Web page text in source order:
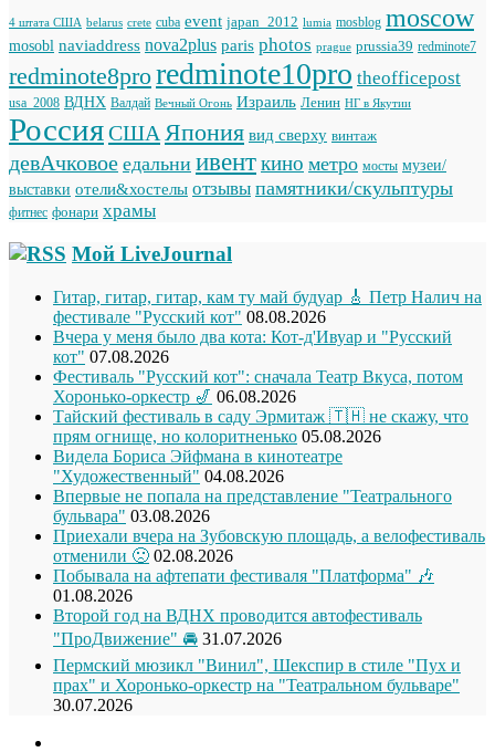
4 штата США belarus crete cuba event japan_2012 lumia mosblog moscow
mosobl naviaddress nova2plus paris photos prague prussia39 redminote7
redminote8proredminote10pro theofficepost
usa_2008 ВДНХ Валдай Вечный Огонь Израиль Ленин НГ в Якутии
РоссияСША Япония вид сверху винтаж
девАчковое едальни ивенткино метро мосты музеи/
выставки отели&хостелы отзывы памятники/скульптуры
фитнес фонари храмы
Мой LiveJournal
Гитар, гитар, гитар, кам ту май будуар 🎸 Петр Налич на
фестивале "Русский кот" 08.08.2026
Вчера у меня было два кота: Кот-д'Ивуар и "Русский
кот" 07.08.2026
Фестиваль "Русский кот": сначала Театр Вкуса, потом
Хоронько-оркестр 🎷 06.08.2026
Тайский фестиваль в саду Эрмитаж 🇹🇭 не скажу, что
прям огнище, но колоритненько 05.08.2026
Видела Бориса Эйфмана в кинотеатре
"Художественный" 04.08.2026
Впервые не попала на представление "Театрального
бульвара" 03.08.2026
Приехали вчера на Зубовскую площадь, а велофестиваль
отменили 🙁 02.08.2026
Побывала на афтепати фестиваля "Платформа" 🎶
01.08.2026
Второй год на ВДНХ проводится автофестиваль
"ПроДвижение" 🚘 31.07.2026
Пермский мюзикл "Винил", Шекспир в стиле "Пух и
прах" и Хоронько-оркестр на "Театральном бульваре"
30.07.2026